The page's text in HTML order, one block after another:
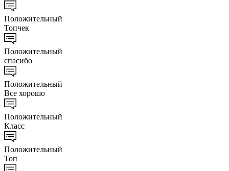
Положительный
Топчек
Положительный
спасибо
Положительный
Все хорошо
Положительный
Класс
Положительный
Топ